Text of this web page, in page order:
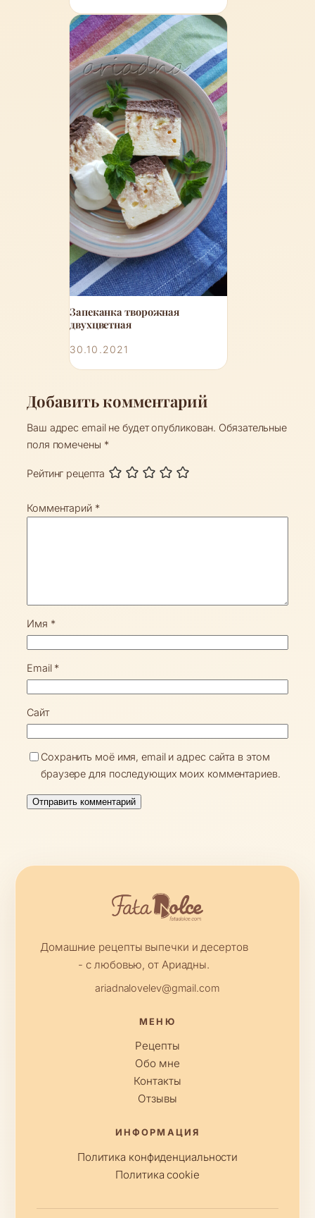
Запеканка творожная
двухцветная
30.10.2021
Добавить комментарий
Ваш адрес email не будет опубликован. Обязательные
поля помечены *
Рейтинг рецепта
Комментарий *
Имя *
Email *
Сайт
Сохранить моё имя, email и адрес сайта в этом
браузере для последующих моих комментариев.
Домашние рецепты выпечки и десертов
- с любовью, от Ариадны.
ariadnalovelev@gmail.com
МЕНЮ
Рецепты
Обо мне
Контакты
Отзывы
ИНФОРМАЦИЯ
Политика конфиденциальности
Политика cookie